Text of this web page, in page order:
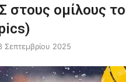
ομίλους
Σεπτεμβρίου 2025